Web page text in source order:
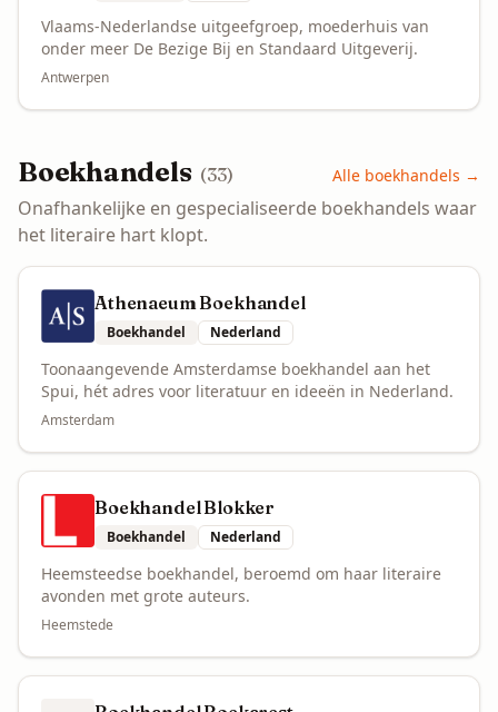
Vlaams-Nederlandse uitgeefgroep, moederhuis van
onder meer De Bezige Bij en Standaard Uitgeverij.
Antwerpen
Boekhandels (33) Alle boekhandels →
Onafhankelijke en gespecialiseerde boekhandels waar
het literaire hart klopt.
Athenaeum Boekhandel
Boekhandel Nederland
Toonaangevende Amsterdamse boekhandel aan het
Spui, hét adres voor literatuur en ideeën in Nederland.
Amsterdam
Boekhandel Blokker
Boekhandel Nederland
Heemsteedse boekhandel, beroemd om haar literaire
avonden met grote auteurs.
Heemstede